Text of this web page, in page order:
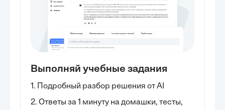
Выполняй учебные задания
1. Подробный разбор решения от AI
2. Ответы за 1 минуту на домашки, тесты,